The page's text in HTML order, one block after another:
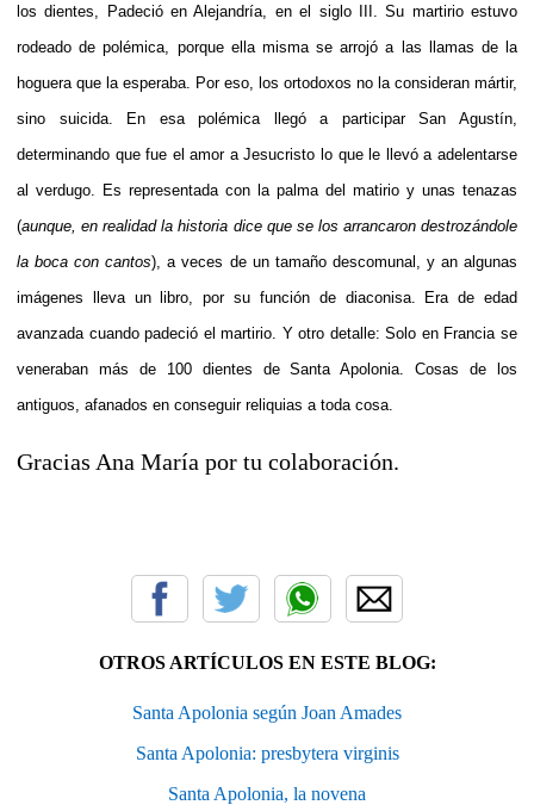
los dientes, Padeció en Alejandría, en el siglo III. Su martirio estuvo
rodeado de polémica, porque ella misma se arrojó a las llamas de la
hoguera que la esperaba. Por eso, los ortodoxos no la consideran mártir,
sino suicida. En esa polémica llegó a participar San Agustín,
determinando que fue el amor a Jesucristo lo que le llevó a adelentarse
al verdugo.
Es representada con la palma del matirio y unas tenazas
(aunque, en realidad la historia dice que se los arrancaron destrozándole
la boca con cantos), a veces de un tamaño descomunal, y an algunas
imágenes lleva un libro, por su función de diaconisa. Era de edad
avanzada cuando padeció el martirio. Y otro detalle: Solo en Francia se
veneraban más de 100 dientes de Santa Apolonia. Cosas de los
antiguos, afanados en conseguir reliquias a toda cosa.
Gracias Ana María por tu colaboración.
OTROS ARTÍCULOS EN ESTE BLOG:
Santa Apolonia según Joan Amades
Santa Apolonia: presbytera virginis
Santa Apolonia, la novena